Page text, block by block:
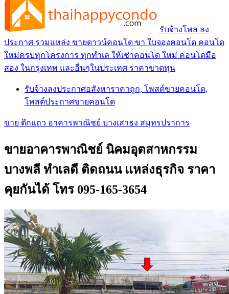
รับจ้างโพส ลง
ประกาศ รวมแหล่ง ขายดาวน์คอนโด ขา ใบจองคอนโด คอนโด
ใหม่ครบทุกโครงการ ทุกทำเล ให้เช่าคอนโด ใหม่ คอนโดมือ
สอง ในกรุงเทพ และอื่นๆในประเทศ ราคาขาดทุน
รับจ้างลงประกาศอสังหาราคาถูก, โพสต์ขายคอนโด,
โพสต์ประกาศขายคอนโด
ขาย ตึกแถว อาคารพาณิชย์ บางเสาธง สมุทรปราการ
ขายอาคารพาณิชย์ นิคมอุตสาหกรรม
บางพลี ทำเลดี ติดถนน เเหล่งธุรกิจ ราคา
คุยกันได้ โทร 095-165-3654